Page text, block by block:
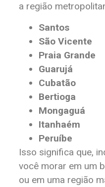
a região
Santos
São Vicente
Praia Grande
Guarujá
Cubatão
Bertioga
Mongaguá
Itanhaém
Peruíbe
Isso significa que,
você morar em um
ou em uma região